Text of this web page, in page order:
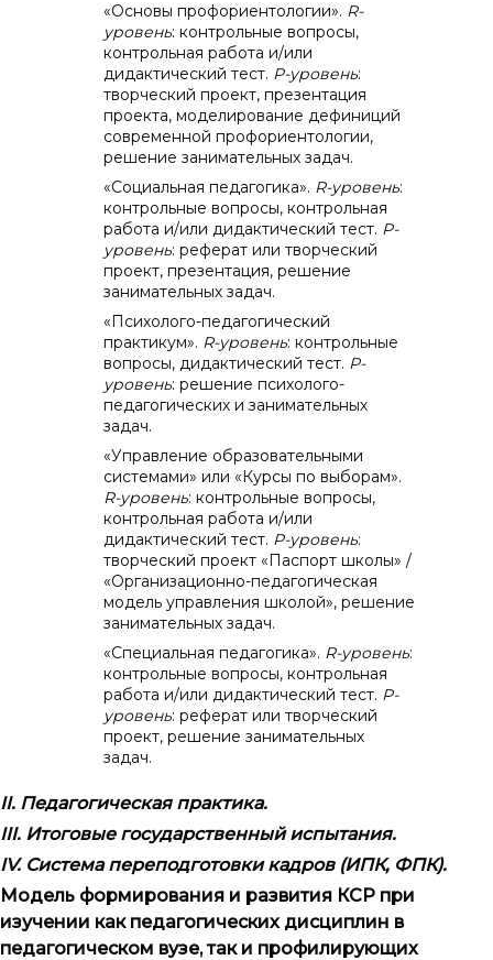
«Основы профориентологии». R-
уровень: контрольные вопросы,
контрольная работа и/или
дидактический тест. P-уровень:
творческий проект, презентация
проекта, моделирование дефиниций
современной профориентологии,
решение занимательных задач.
«Социальная педагогика». R-уровень:
контрольные вопросы, контрольная
работа и/или дидактический тест. P-
уровень: реферат или творческий
проект, презентация, решение
занимательных задач.
«Психолого-педагогический
практикум». R-уровень: контрольные
вопросы, дидактический тест. P-
уровень: решение психолого-
педагогических и занимательных
задач.
«Управление образовательными
системами» или «Курсы по выборам».
R-уровень: контрольные вопросы,
контрольная работа и/или
дидактический тест. P-уровень:
творческий проект «Паспорт школы» /
«Организационно-педаго­ги­чес­кая
модель управления школой», решение
занимательных задач.
«Специальная педагогика». R-уровень:
контрольные вопросы, контрольная
работа и/или дидактический тест. P-
уровень: реферат или творческий
проект, решение занимательных
задач.
II. Педагогическая практика.
III. Итоговые государственный испытания.
IV. Система переподготовки кадров (ИПК, ФПК).
Модель формирования и развития КСР при
изучении как педагогических дисциплин в
педагогическом вузе, так и профилирующих